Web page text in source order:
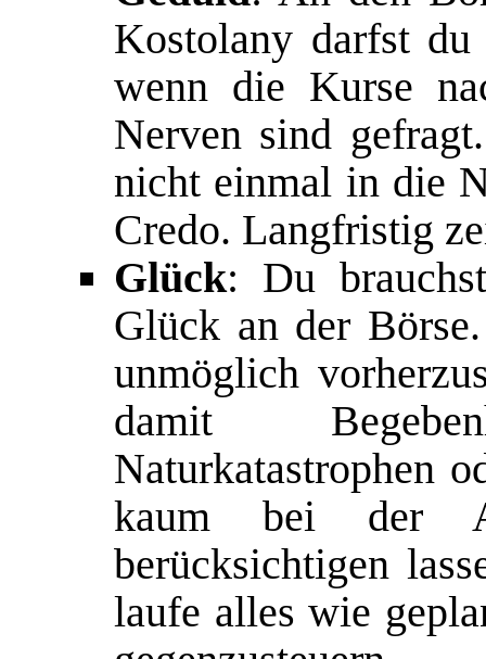
Kostolany darfst
wenn die Kurse
Nerven sind
nicht einmal in die
Credo. Langfristig
Glück: Du
Glück an der
unmöglich
damit
Naturkatastrophen
kaum bei der
berücksichtigen
laufe alles wie